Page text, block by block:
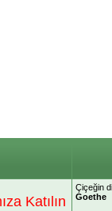
Katılın
Çiçeğin
Goethe